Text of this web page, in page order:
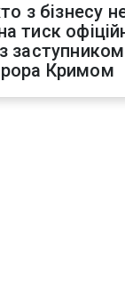
з бізнесу
тиск
заступником
Кримом